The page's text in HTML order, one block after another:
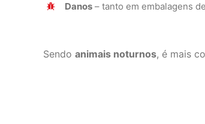
Danos – tanto em embalagens
Sendo animais noturnos, é mais